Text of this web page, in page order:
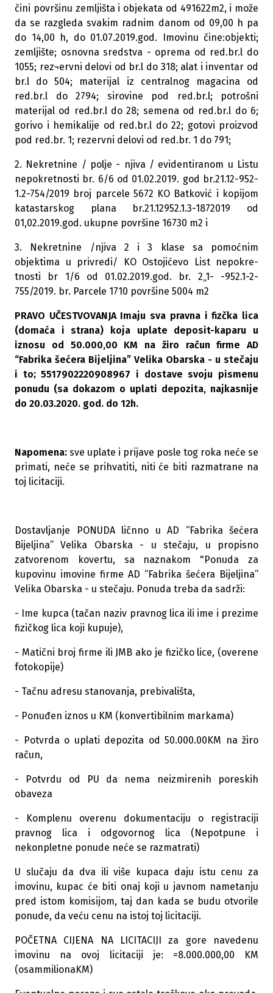
čini površinu zemljišta i objekata od 491622m2, i može
da se razgleda svakim radnim danom od 09,00 h pa
do 14,00 h, do 01.07.2019.god. Imovinu čine:objekti;
zemljište; osnovna sredstva - oprema od red.br.l do
1055; rez¬ervni delovi od br.l do 318; alat i inventar od
br.l do 504; materijal iz centralnog magacina od
red.br.l do 2794; sirovine pod red.br.l; potrošni
materijal od red.br.l do 28; semena od red.br.l do 6;
gorivo i hemikalije od red.br.l do 22; gotovi proizvod
pod red.br. 1; rezervni delovi od red.br. 1 do 791;
2. Nekretnine / polje - njiva / evidentiranom u Listu
nepokretnosti br. 6/6 od 01.02.2019. god br.21.12-952-
1.2-754/2019 broj parcele 5672 KO Batković i kopijom
katastarskog plana br.21.12952.1.3-1872019 od
01,02.2019.god. ukupne površine 16730 m2 i
3. Nekretnine /njiva 2 i 3 klase sa pomoćnim
objektima u privredi/ KO Ostojićevo List nepokre-
tnosti br 1/6 od 01.02.2019.god. br. 2„1- -952.1-2-
755/2019. br. Parcele 1710 površine 5004 m2
PRAVO UČESTVOVANJA Imaju sva pravna i fizčka lica
(domaća i strana) koja uplate deposit-kaparu u
iznosu od 50.000,00 KM na žiro račun firme AD
“Fabrika šećera Bijeljina” Velika Obarska - u stečaju
i to; 5517902220908967 i dostave svoju pismenu
ponudu (sa dokazom o uplati depozita, najkasnije
do 20.03.2020. god. do 12h.
Napomena: sve uplate i prijave posle tog roka neće se
primati, neće se prihvatiti, niti će biti razmatrane na
toj licitaciji.
Dostavljanje PONUDA ličnno u AD “Fabrika šećera
Bijeljina” Velika Obarska - u stečaju, u propisno
zatvorenom kovertu, sa naznakom "Ponuda za
kupovinu imovine firme AD “Fabrika šećera Bijeljina”
Velika Obarska - u stečaju. Ponuda treba da sadrži:
- Ime kupca (tačan naziv pravnog lica ili ime i prezime
fizičkog lica koji kupuje),
- Matični broj firme ili JMB ako je fizičko lice, (overene
fotokopije)
- Tačnu adresu stanovanja, prebivališta,
- Ponuđen iznos u KM (konvertibilnim markama)
- Potvrda o uplati depozita od 50.000.00KM na žiro
račun,
- Potvrdu od PU da nema neizmirenih poreskih
obaveza
- Komplenu overenu dokumentaciju o registraciji
pravnog lica i odgovornog lica (Nepotpune i
nekonpletne ponude neće se razmatrati)
U slučaju da dva ili više kupaca daju istu cenu za
imovinu, kupac će biti onaj koji u javnom nametanju
pred istom komisijom, taj dan kada se budu otvorile
ponude, da veću cenu na istoj toj licitaciji.
POČETNA CIJENA NA LICITACIJI za gore navedenu
imovinu na ovoj licitaciji je: =8.000.000,00 KM
(osammilionaKM)